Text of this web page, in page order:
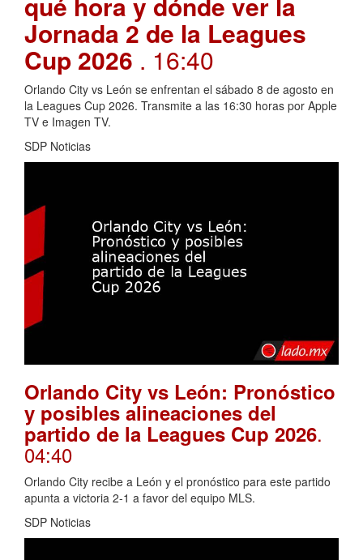
Jornada 2 de la Leagues
Cup 2026 . 16:40
Orlando City vs León se enfrentan el sábado 8 de agosto en
la Leagues Cup 2026. Transmite a las 16:30 horas por Apple
TV e Imagen TV.
SDP Noticias
Orlando City vs León: Pronóstico
y posibles alineaciones del
partido de la Leagues Cup 2026.
04:40
Orlando City recibe a León y el pronóstico para este partido
apunta a victoria 2-1 a favor del equipo MLS.
SDP Noticias